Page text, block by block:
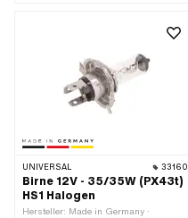
UNIVERSAL 33160
Birne 12V - 35/35W (PX43t)
HS1 Halogen
Hersteller: Made in Germany ·